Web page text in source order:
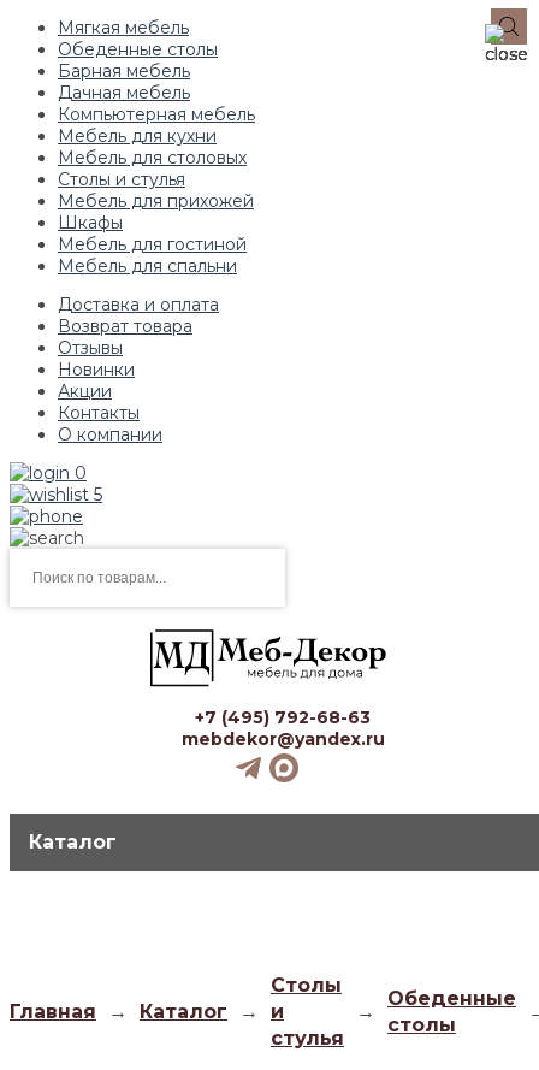
Мягкая мебель
Обеденные столы
Барная мебель
Дачная мебель
Компьютерная мебель
Мебель для кухни
Мебель для столовых
Столы и стулья
Мебель для прихожей
Шкафы
Мебель для гостиной
Мебель для спальни
Доставка и оплата
Возврат товара
Отзывы
Новинки
Акции
Контакты
О компании
0
5
товаров
+7 (495) 792-68-63
mebdekor@yandex.ru
Каталог
Главная → Каталог →
Столы
и
стулья
→
Обеденные
столы